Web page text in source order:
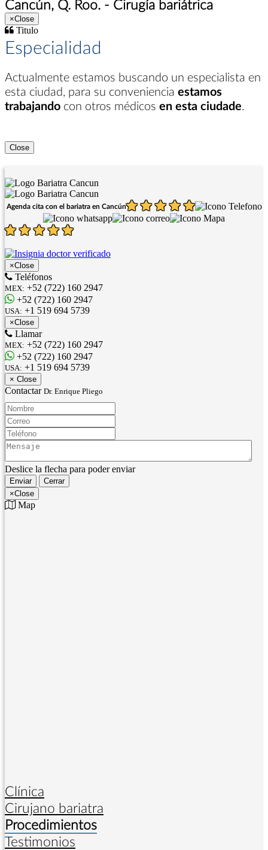
Cancún, Q. Roo. - Cirugía bariátrica
×Close
Titulo
Especialidad
Actualmente estamos buscando un especialista en
esta ciudad, para su conveniencia estamos
trabajando con otros médicos en esta ciudade.
Close
Agenda cita con el bariatra en Cancún
×Close
Teléfonos
MEX: +52 (722) 160 2947
+52 (722) 160 2947
USA: +1 519 694 5739
×Close
Llamar
MEX: +52 (722) 160 2947
+52 (722) 160 2947
USA: +1 519 694 5739
× Close
Contactar Dr. Enrique Pliego
Nombre:
Correo:
Teléfono:
Mensaje:
Deslice la flecha para poder enviar
Enviar
Cerrar
×Close
Map
Clínica
Cirujano bariatra
Procedimientos
Testimonios